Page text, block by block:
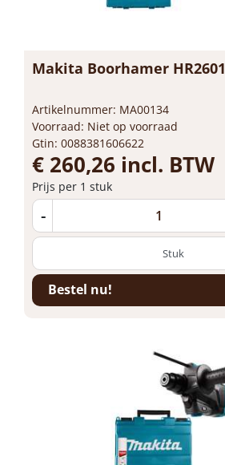
Makita Boorhamer HR2601
Artikelnummer: MA00134
Voorraad: Niet op voorraad
Gtin: 0088381606622
€ 260,26 incl. BTW
Prijs per 1 stuk
-
Bestel nu!